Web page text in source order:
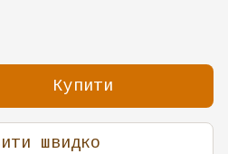
Купити
швидко